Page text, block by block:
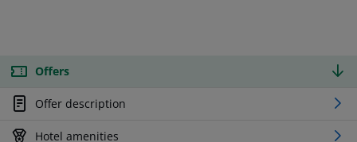
Offers
Offer description
Hotel amenities